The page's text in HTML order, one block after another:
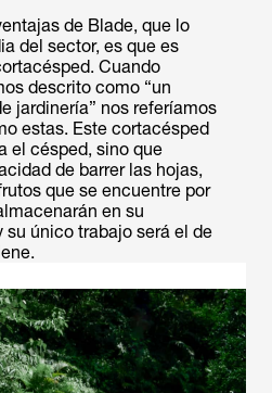
de Blade, que lo
del sector, es que es
Cuando
descrito como “un
jardinería” nos referíamos
estas. Este cortacésped
el césped, sino que
de barrer las hojas,
que se encuentre por
en su
su único trabajo será el de